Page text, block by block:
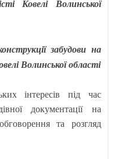
Ковелі Волинської
забудови на
Волинської області
інтересів під час
документації на
та розгляд